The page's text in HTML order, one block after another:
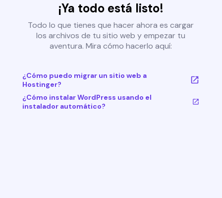
¡Ya todo está listo!
Todo lo que tienes que hacer ahora es cargar
los archivos de tu sitio web y empezar tu
aventura. Mira cómo hacerlo aquí:
¿Cómo puedo migrar un sitio web a
Hostinger?
¿Cómo instalar WordPress usando el
instalador automático?